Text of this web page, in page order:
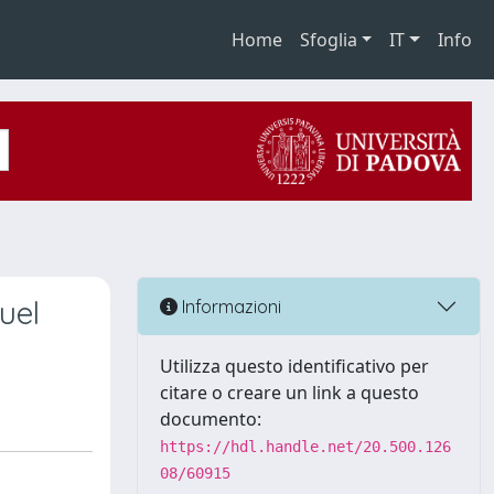
Home Sfoglia IT Info
Informazioni
Utilizza questo identificativo per
citare o creare un link a questo
documento:
https://hdl.handle.net/20.500.126
08/60915